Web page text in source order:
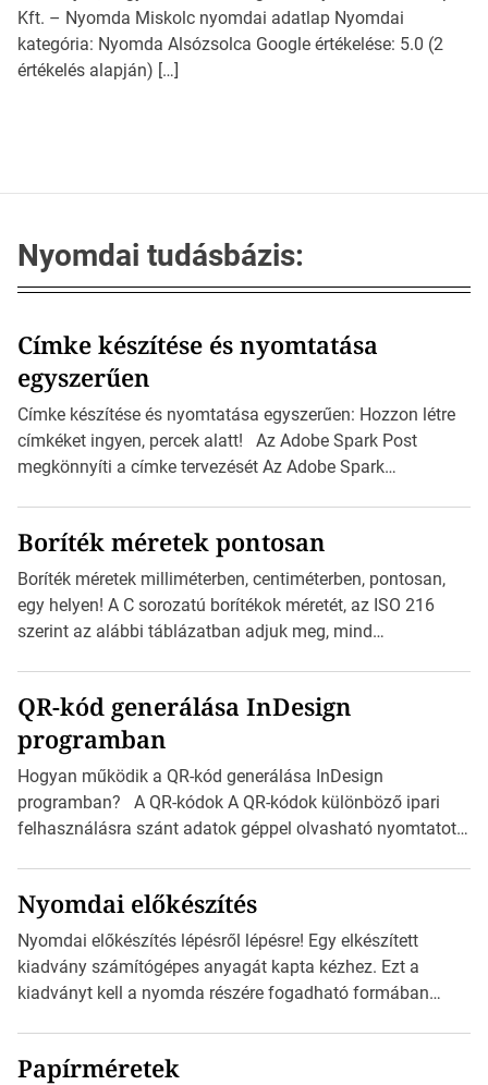
Kft. – Nyomda Miskolc nyomdai adatlap Nyomdai
kategória: Nyomda Alsózsolca Google értékelése: 5.0 (2
értékelés alapján) […]
Nyomdai tudásbázis:
Címke készítése és nyomtatása
egyszerűen
Címke készítése és nyomtatása egyszerűen: Hozzon létre
címkéket ingyen, percek alatt! Az Adobe Spark Post
megkönnyíti a címke tervezését Az Adobe Spark
igazán foroghatnak a kreatív fogaskerekek, miközben
zajlik a saját címke készítése. Hogyan készítsünk címkét?
Válasszon méretet és alakot: Válassza ki a kívánt címke
méretét. Akár néhány személyes […]
Boríték méretek pontosan
Boríték méretek milliméterben, centiméterben, pontosan,
egy helyen! A C sorozatú borítékok méretét, az ISO 216
szerint az alábbi táblázatban adjuk meg, mind
az A4-es papírlaphoz viszonyítva. Az amerikai és észak-
amerikai boríték méretére az ISO 216 nem vonatkozik.
Boríték méretének táblázata C0-tól C10-ig […]
QR-kód generálása InDesign
programban
Hogyan működik a QR-kód generálása InDesign
programban? A QR-kódok A QR-kódok különböző ipari
felhasználásra szánt adatok géppel olvasható nyomtatott
telepíthet egy QR-kód-leolvasó alkalmazást, ami leolvasni
és dekódolni képes az URL-információt és átirányítja a
telefon böngészőjét a cég weblapjára. A QR-kód
beolvasása után a felhasználó szöveges üzenetet kaphat,
Nyomdai előkészítés
Nyomdai előkészítés lépésről lépésre! Egy elkészített
kiadvány számítógépes anyagát kapta kézhez. Ezt a
kiadványt kell a nyomda részére fogadható formában
Illustratorban készült vektorgrafika. Minden esetben
Papírméretek